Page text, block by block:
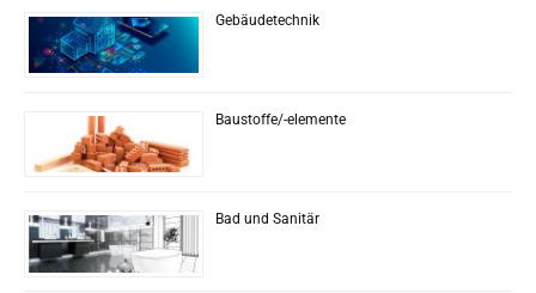
Gebäudetechnik
Baustoffe/-elemente
Bad und Sanitär